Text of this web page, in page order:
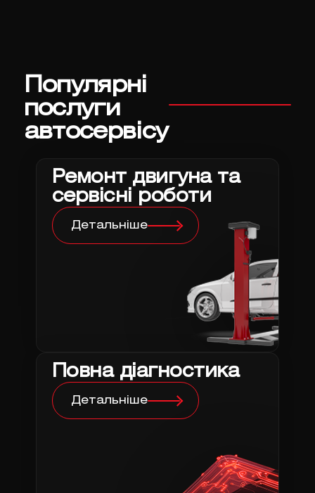
Популярні
послуги
автосервісу
Ремонт двигуна та
сервісні роботи
Детальніше
Повна діагностика
Детальніше